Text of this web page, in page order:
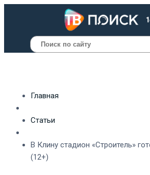
Поиск
Главная
Статьи
В Клину стадион «Строитель»
(12+)